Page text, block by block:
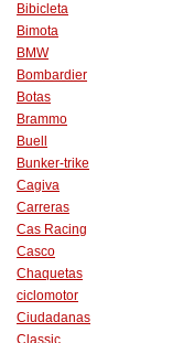
Bibicleta
Bimota
BMW
Bombardier
Botas
Brammo
Buell
Bunker-trike
Cagiva
Carreras
Cas Racing
Casco
Chaquetas
ciclomotor
Ciudadanas
Classic